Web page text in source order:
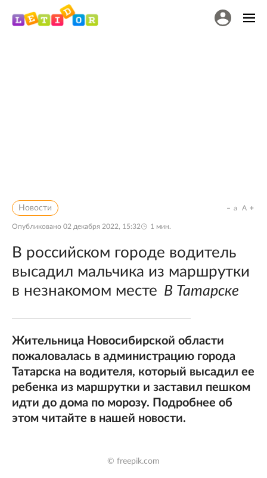
Новости
Опубликовано 02 декабря 2022, 15:32 1 мин.
a A
В российском городе водитель
высадил мальчика из маршрутки
в незнакомом месте В Татарске
Жительница Новосибирской области
пожаловалась в администрацию города
Татарска на водителя, который высадил ее
ребенка из маршрутки и заставил пешком
идти до дома по морозу. Подробнее об
этом читайте в нашей новости.
© freepik.com